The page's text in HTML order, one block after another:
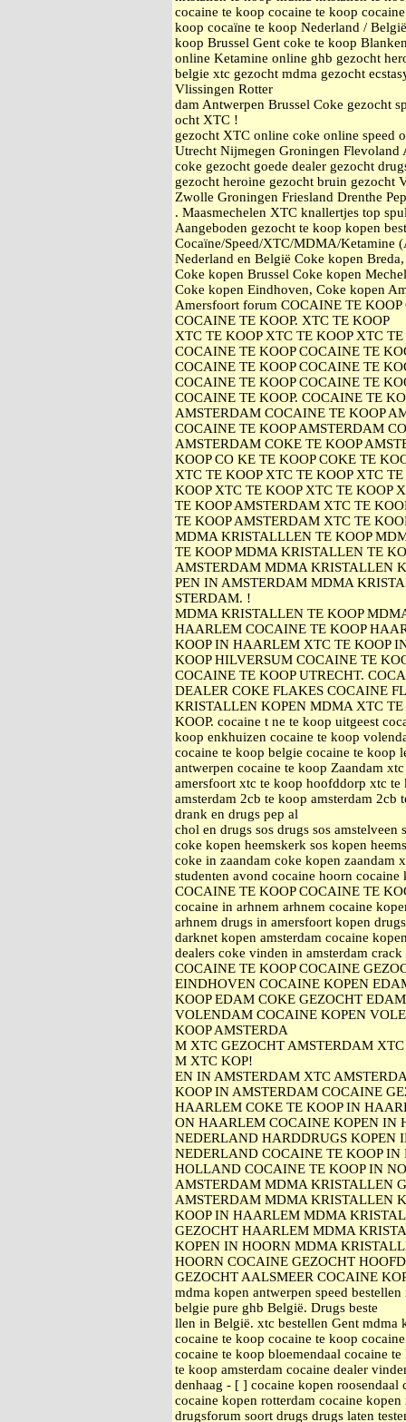
cocaine te koop cocaine te koop
koop cocaïne te koop Nederland /
koop Brussel Gent coke te koop
online Ketamine online ghb gezocht
belgie xtc gezocht mdma gezocht
Vlissingen Rotter
dam Antwerpen Brussel Coke gezocht
ocht XTC !
gezocht XTC online coke online speed
Utrecht Nijmegen Groningen Flevoland
coke gezocht goede dealer gezocht
gezocht heroine gezocht bruin gezocht
Zwolle Groningen Friesland Drenthe
. Maasmechelen XTC knallertjes top
Aangeboden gezocht te koop kopen
Cocaïne/Speed/XTC/MDMA/Ketamine
Nederland en België Coke kopen
Coke kopen Brussel Coke kopen
Coke kopen Eindhoven, Coke kopen
Amersfoort forum COCAINE TE
COCAINE TE KOOP. XTC TE KOOP
XTC TE KOOP XTC TE KOOP XTC
COCAINE TE KOOP COCAINE TE
COCAINE TE KOOP COCAINE TE
COCAINE TE KOOP COCAINE TE
COCAINE TE KOOP. COCAINE TE
AMSTERDAM COCAINE TE KOOP
COCAINE TE KOOP AMSTERDAM
AMSTERDAM COKE TE KOOP
KOOP CO KE TE KOOP COKE TE
XTC TE KOOP XTC TE KOOP XTC
KOOP XTC TE KOOP XTC TE KOOP
TE KOOP AMSTERDAM XTC TE
TE KOOP AMSTERDAM XTC TE
MDMA KRISTALLLEN TE KOOP
TE KOOP MDMA KRISTALLEN TE
AMSTERDAM MDMA KRISTALLEN
PEN IN AMSTERDAM MDMA
STERDAM. !
MDMA KRISTALLEN TE KOOP
HAARLEM COCAINE TE KOOP
KOOP IN HAARLEM XTC TE KOOP
KOOP HILVERSUM COCAINE TE
COCAINE TE KOOP UTRECHT.
DEALER COKE FLAKES COCAINE
KRISTALLEN KOPEN MDMA XTC
KOOP. cocaine t ne te koop uitgeest
koop enkhuizen cocaine te koop
cocaine te koop belgie cocaine te koop
antwerpen cocaine te koop Zaandam
amersfoort xtc te koop hoofddorp xtc te
amsterdam 2cb te koop amsterdam 2cb
drank en drugs pep al
chol en drugs sos drugs sos amstelveen
coke kopen heemskerk sos kopen
coke in zaandam coke kopen zaandam
studenten avond cocaine hoorn
COCAINE TE KOOP COCAINE TE
cocaine in arhnem arhnem cocaine
arhnem drugs in amersfoort kopen
darknet kopen amsterdam cocaine
dealers coke vinden in amsterdam
COCAINE TE KOOP COCAINE
EINDHOVEN COCAINE KOPEN
KOOP EDAM COKE GEZOCHT
VOLENDAM COCAINE KOPEN
KOOP AMSTERDA
M XTC GEZOCHT AMSTERDAM
M XTC KOP!
EN IN AMSTERDAM XTC
KOOP IN AMSTERDAM COCAINE
HAARLEM COKE TE KOOP IN
ON HAARLEM COCAINE KOPEN IN
NEDERLAND HARDDRUGS KOPEN
NEDERLAND COCAINE TE KOOP
HOLLAND COCAINE TE KOOP IN
AMSTERDAM MDMA KRISTALLEN
AMSTERDAM MDMA KRISTALLEN
KOOP IN HAARLEM MDMA
GEZOCHT HAARLEM MDMA
KOPEN IN HOORN MDMA
HOORN COCAINE GEZOCHT
GEZOCHT AALSMEER COCAINE
mdma kopen antwerpen speed
belgie pure ghb België. Drugs beste
llen in België. xtc bestellen Gent mdma
cocaine te koop cocaine te koop
cocaine te koop bloemendaal cocaine
te koop amsterdam cocaine dealer
denhaag - [ ] cocaine kopen
cocaine kopen rotterdam cocaine
drugsforum soort drugs drugs laten